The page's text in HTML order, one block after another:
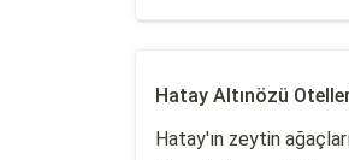
Hatay Altınözü
Hatay'ın zeytin